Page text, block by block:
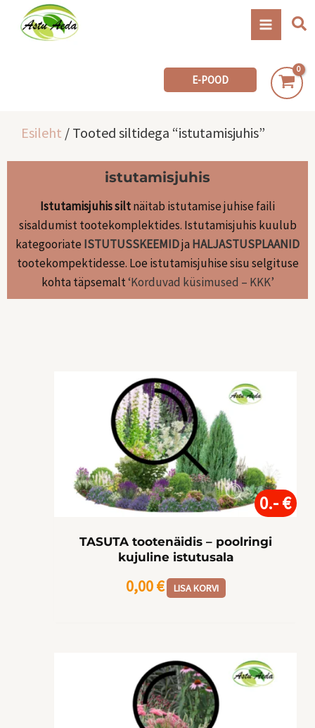
E-POOD
Esileht / Tooted siltidega “istutamisjuhis”
istutamisjuhis
Istutamisjuhis siltnäitab istutamise juhise faili
sisaldumist tootekomplektides. Istutamisjuhis kuulub
kategooriate ISTUTUSSKEEMIDja HALJASTUSPLAANID
tootekompektidesse. Loe istutamisjuhise sisu selgituse
kohta täpsemalt‘Korduvad küsimused – KKK’
0.- €
TASUTA tootenäidis – poolringi
kujuline istutusala
0,00€ LISA KORVI